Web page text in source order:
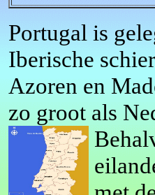
Portugal is
Iberische
Azoren en
zo groot als